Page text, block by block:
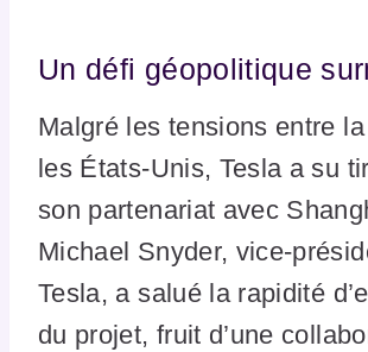
Un défi géopolitique
Malgré les tensions entre
les États-Unis, Tesla a su
son partenariat avec
Michael Snyder, vice-
Tesla, a salué la rapidité
du projet, fruit d’une